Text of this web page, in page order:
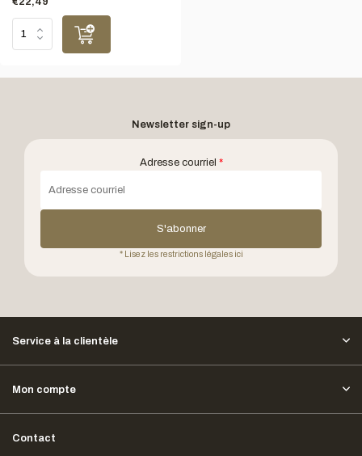
Newsletter sign-up
Adresse courriel *
S'abonner
* Lisez les restrictions légales ici
Service à la clientèle
Mon compte
Contact